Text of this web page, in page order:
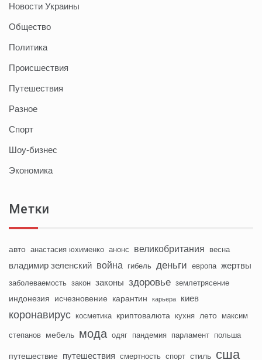
Новости Украины
Общество
Политика
Происшествия
Путешествия
Разное
Спорт
Шоу-бизнес
Экономика
Метки
авто анастасия юхименко анонс великобритания весна
владимир зеленский война гибель деньги европа жертвы
заболеваемость закон законы здоровье землетрясение
индонезия исчезновение карантин карьера киев
коронавирус косметика криптовалюта кухня лето максим
степанов мебель мода одяг пандемия парламент польша
путешествие путешествия смертность спорт стиль сша